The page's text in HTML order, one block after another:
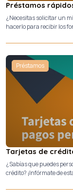
Préstamos
¿Necesitas solicitar un
hacerlo para recibir los
Préstamos
Tarjetas de
¿Sabías que puedes
crédito? ¡Infórmate de